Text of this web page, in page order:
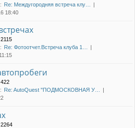
Re: Междугородняя встреча клу…
18:40
2115
Re: Фотоотчет.Встреча клуба 1…
422
Re: AutoQuest "ПОДМОСКОВНАЯ У…
2264